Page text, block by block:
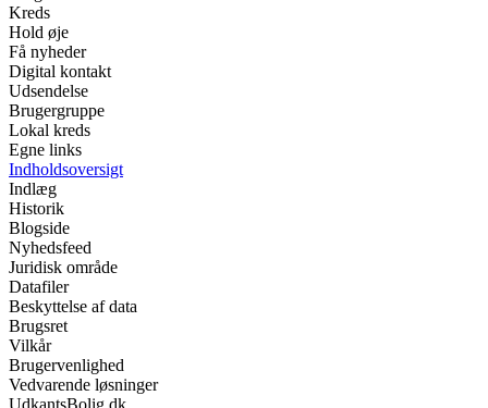
Kreds
Hold øje
Få nyheder
Digital kontakt
Udsendelse
Brugergruppe
Lokal kreds
Egne links
Indholdsoversigt
Indlæg
Historik
Blogside
Nyhedsfeed
Juridisk område
Datafiler
Beskyttelse af data
Brugsret
Vilkår
Brugervenlighed
Vedvarende løsninger